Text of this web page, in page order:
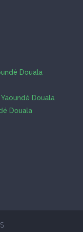
Douala
Douala
Douala